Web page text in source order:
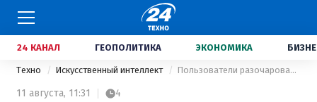
24 КАНАЛ ГЕОПОЛИТИКА ЭКОНОМИКА
Техно Искусственный интеллект Пользователи разочарованы GPT-5: как реагирует OpenAI и какие изменения ждут ChatGPT
11 августа, 11:31 4